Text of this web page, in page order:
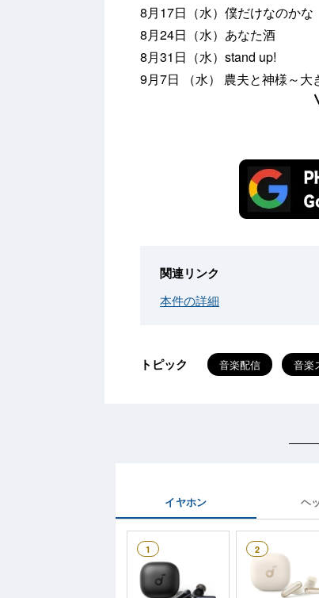
8月17日（水）僕だけなのかな
8月24日（水）あなた酒
8月31日（水）stand up!
9月7日 （水） 農夫と神様～大
関連リンク
本件の詳細
トピック 音楽配信 音楽